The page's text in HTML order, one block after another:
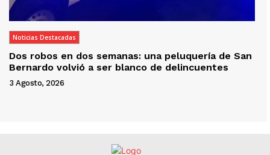
Noticias Destacadas
Dos robos en dos semanas: una peluquería de San
Bernardo volvió a ser blanco de delincuentes
3 Agosto, 2026